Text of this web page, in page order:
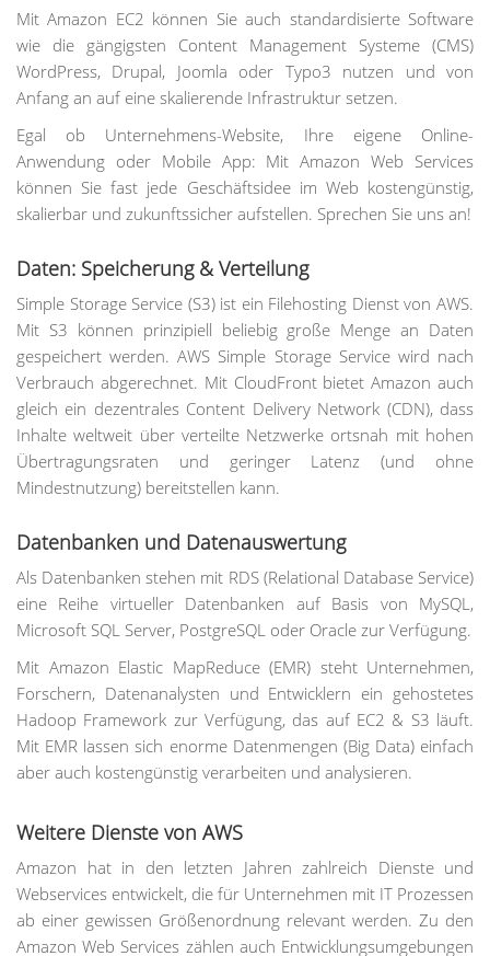
Mit Amazon EC2 können Sie auch standardisierte Software
wie die gängigsten Content Management Systeme (CMS)
WordPress, Drupal, Joomla oder Typo3 nutzen und von
Anfang an auf eine skalierende Infrastruktur setzen.
Egal ob Unternehmens-Website, Ihre eigene Online-
Anwendung oder Mobile App: Mit Amazon Web Services
können Sie fast jede Geschäftsidee im Web kostengünstig,
skalierbar und zukunftssicher aufstellen. Sprechen Sie uns an!
Daten: Speicherung & Verteilung
Simple Storage Service (S3) ist ein Filehosting Dienst von AWS.
Mit S3 können prinzipiell beliebig große Menge an Daten
gespeichert werden. AWS Simple Storage Service wird nach
Verbrauch abgerechnet. Mit CloudFront bietet Amazon auch
gleich ein dezentrales Content Delivery Network (CDN), dass
Inhalte weltweit über verteilte Netzwerke ortsnah mit hohen
Übertragungsraten und geringer Latenz (und ohne
Mindestnutzung) bereitstellen kann.
Datenbanken und Datenauswertung
Als Datenbanken stehen mit RDS (Relational Database Service)
eine Reihe virtueller Datenbanken auf Basis von MySQL,
Microsoft SQL Server, PostgreSQL oder Oracle zur Verfügung.
Mit Amazon Elastic MapReduce (EMR) steht Unternehmen,
Forschern, Datenanalysten und Entwicklern ein gehostetes
Hadoop Framework zur Verfügung, das auf EC2 & S3 läuft.
Mit EMR lassen sich enorme Datenmengen (Big Data) einfach
aber auch kostengünstig verarbeiten und analysieren.
Weitere Dienste von AWS
Amazon hat in den letzten Jahren zahlreich Dienste und
Webservices entwickelt, die für Unternehmen mit IT Prozessen
ab einer gewissen Größenordnung relevant werden. Zu den
Amazon Web Services zählen auch Entwicklungsumgebungen